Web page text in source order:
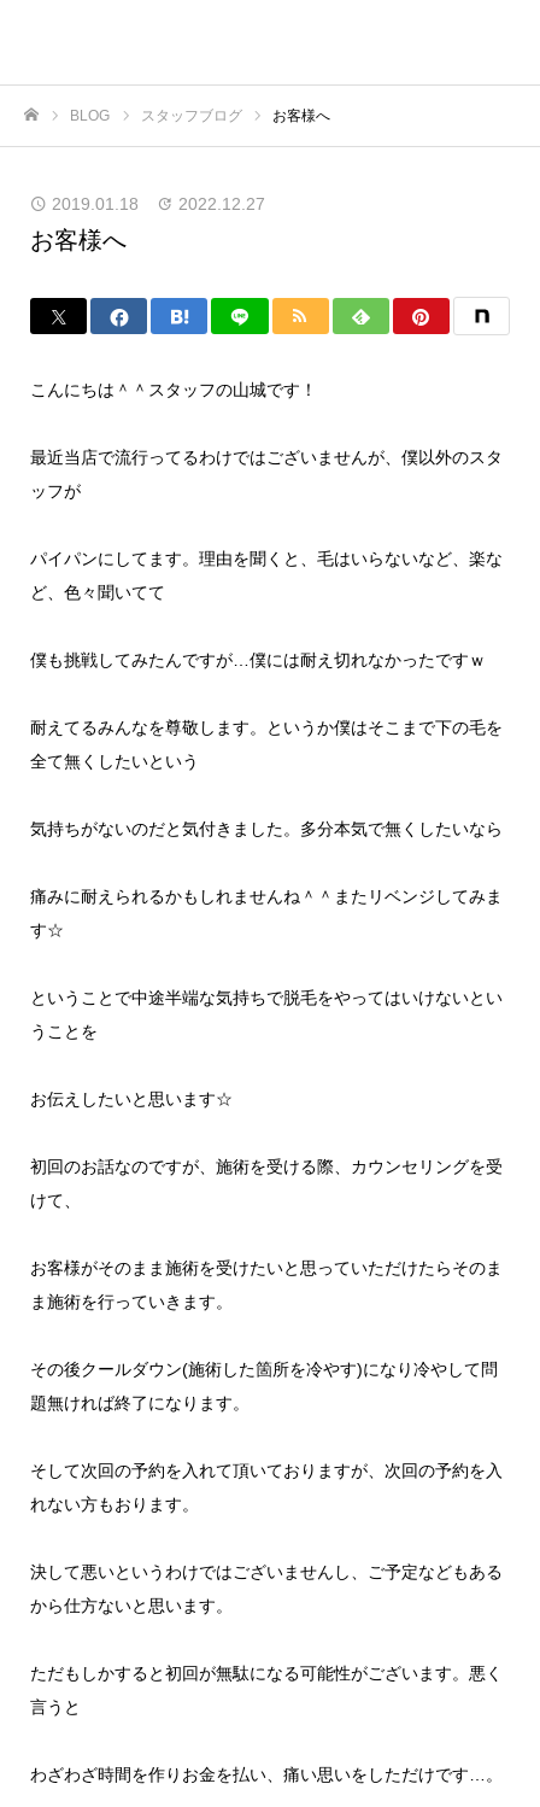
BLOG スタッフブログ お客様へ
2019.01.18 2022.12.27
お客様へ
こんにちは＾＾スタッフの山城です！
最近当店で流行ってるわけではございませんが、僕以外のスタ
ッフが
パイパンにしてます。理由を聞くと、毛はいらないなど、楽な
ど、色々聞いてて
僕も挑戦してみたんですが…僕には耐え切れなかったですｗ
耐えてるみんなを尊敬します。というか僕はそこまで下の毛を
全て無くしたいという
気持ちがないのだと気付きました。多分本気で無くしたいなら
痛みに耐えられるかもしれませんね＾＾またリベンジしてみま
す☆
ということで中途半端な気持ちで脱毛をやってはいけないとい
うことを
お伝えしたいと思います☆
初回のお話なのですが、施術を受ける際、カウンセリングを受
けて、
お客様がそのまま施術を受けたいと思っていただけたらそのま
ま施術を行っていきます。
その後クールダウン(施術した箇所を冷やす)になり冷やして問
題無ければ終了になります。
そして次回の予約を入れて頂いておりますが、次回の予約を入
れない方もおります。
決して悪いというわけではございませんし、ご予定などもある
から仕方ないと思います。
ただもしかすると初回が無駄になる可能性がございます。悪く
言うと
わざわざ時間を作りお金を払い、痛い思いをしただけです…。